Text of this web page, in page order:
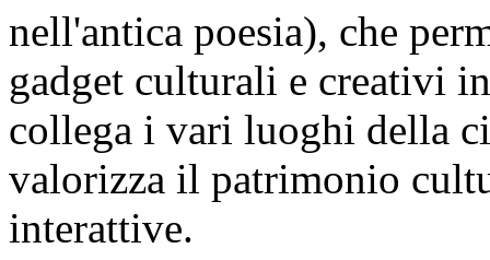
nell'antica poesia), che
gadget culturali e creativi
collega i vari luoghi della
valorizza il patrimonio
interattive.